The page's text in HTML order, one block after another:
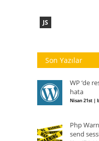
JS
Son Yazılar
WP ‘de
hata
Nisan 21st |
Php
send